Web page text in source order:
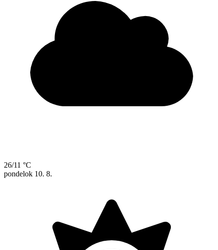
26/11 °C
pondelok 10. 8.